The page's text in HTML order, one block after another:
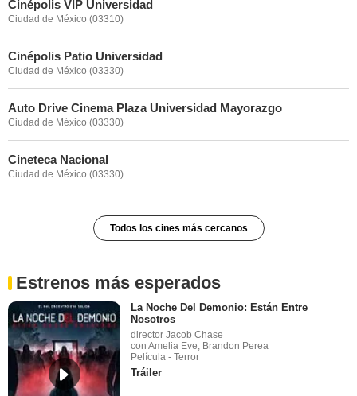
Cinépolis VIP Universidad
Ciudad de México (03310)
Cinépolis Patio Universidad
Ciudad de México (03330)
Auto Drive Cinema Plaza Universidad Mayorazgo
Ciudad de México (03330)
Cineteca Nacional
Ciudad de México (03330)
Todos los cines más cercanos
Estrenos más esperados
La Noche Del Demonio: Están Entre
Nosotros
director Jacob Chase
con Amelia Eve, Brandon Perea
Película - Terror
Tráiler